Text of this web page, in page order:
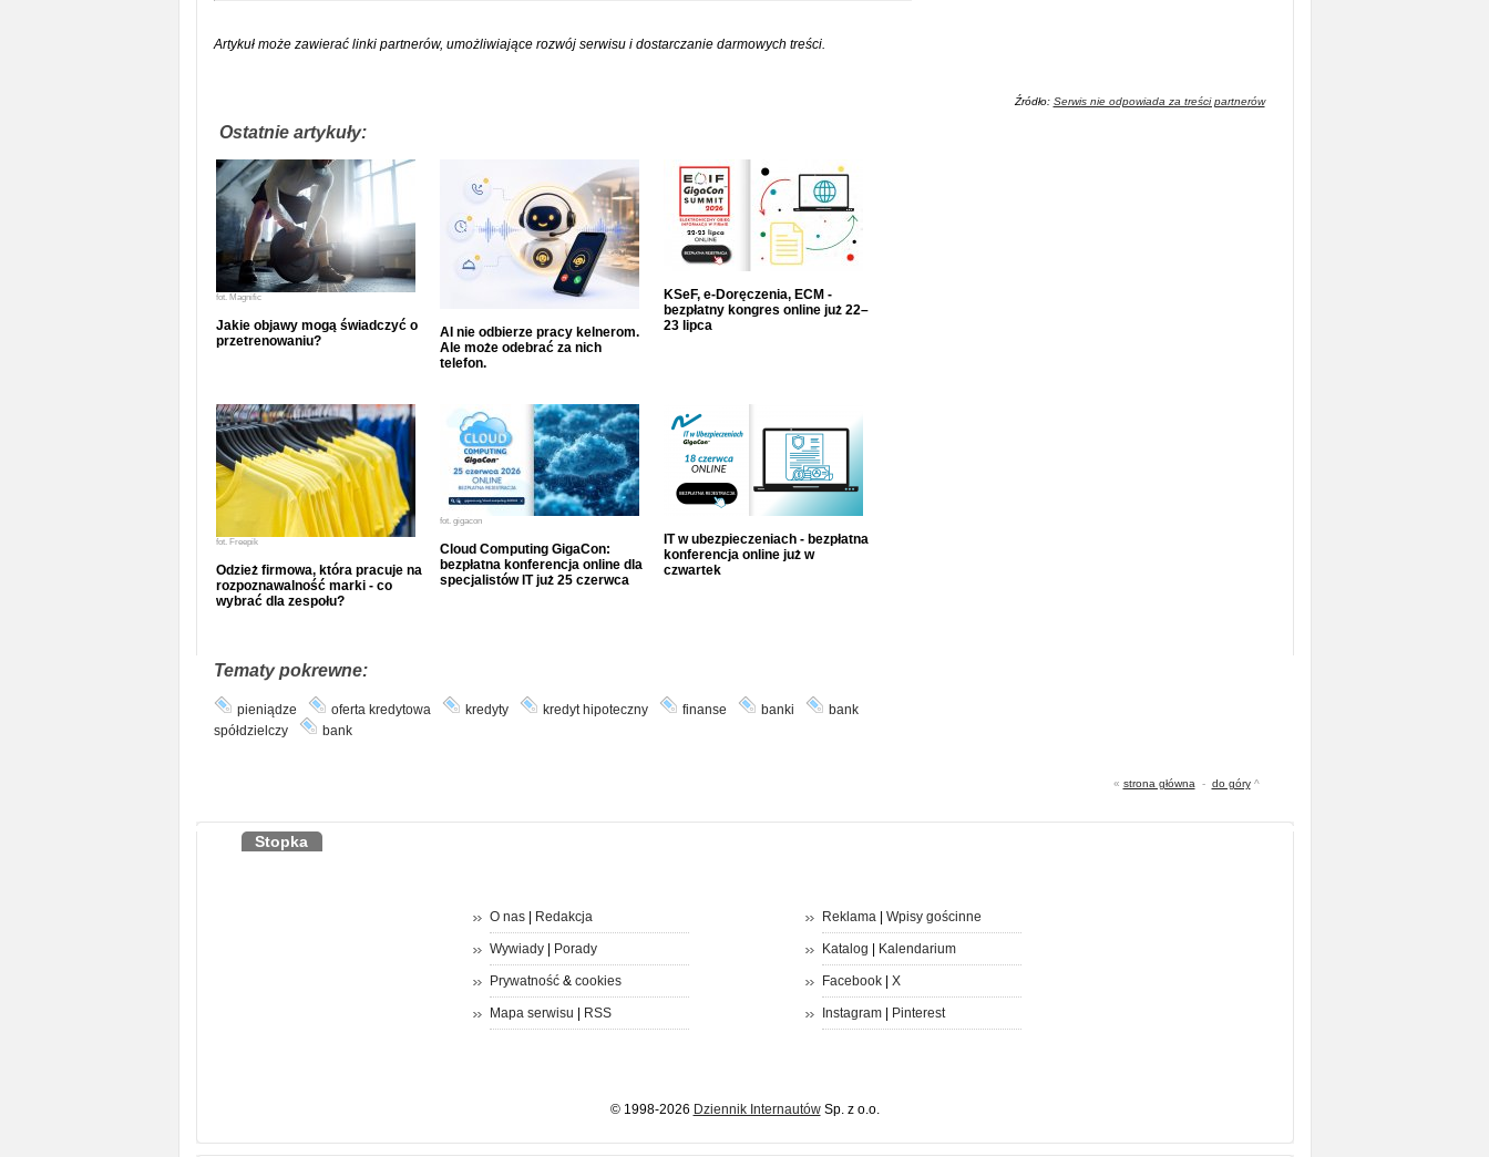
Artykuł może zawierać linki partnerów, umożliwiające rozwój serwisu i dostarczanie darmowych treści.
Źródło: Serwis nie odpowiada za treści partnerów
Ostatnie artykuły:
fot. Magnific
Jakie objawy mogą świadczyć o
przetrenowaniu?
AI nie odbierze pracy kelnerom.
Ale może odebrać za nich
telefon.
KSeF, e-Doręczenia, ECM -
bezpłatny kongres online już 22–
23 lipca
fot. Freepik
Odzież firmowa, która pracuje na
rozpoznawalność marki - co
wybrać dla zespołu?
fot. gigacon
Cloud Computing GigaCon:
bezpłatna konferencja online dla
specjalistów IT już 25 czerwca
IT w ubezpieczeniach - bezpłatna
konferencja online już w
czwartek
Tematy pokrewne:
pieniądze oferta kredytowa kredyty kredyt hipoteczny finanse banki
bank
spółdzielczy
bank
« strona główna - do góry^
Stopka
O nas| Redakcja
Wywiady| Porady
Prywatność& cookies
Mapa serwisu RSS
Reklama| Wpisy gościnne
Katalog Kalendarium
Facebook| X
Instagram| Pinterest
© 1998-2026 Dziennik InternautówSp. z o.o.